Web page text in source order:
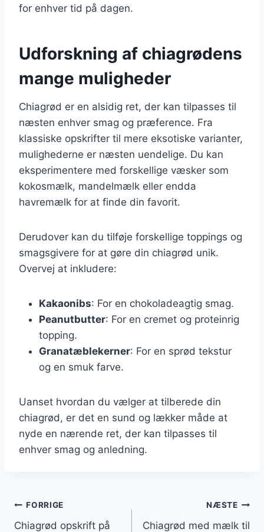
for enhver tid på dagen.
Udforskning af chiagrødens
mange muligheder
Chiagrød er en alsidig ret, der kan tilpasses til
næsten enhver smag og præference. Fra
klassiske opskrifter til mere eksotiske varianter,
mulighederne er næsten uendelige. Du kan
eksperimentere med forskellige væsker som
kokosmælk, mandelmælk eller endda
havremælk for at finde din favorit.
Derudover kan du tilføje forskellige toppings og
smagsgivere for at gøre din chiagrød unik.
Overvej at inkludere:
Kakaonibs: For en chokoladeagtig smag.
Peanutbutter: For en cremet og proteinrig
topping.
Granatæblekerner: For en sprød tekstur
og en smuk farve.
Uanset hvordan du vælger at tilberede din
chiagrød, er det en sund og lækker måde at
nyde en nærende ret, der kan tilpasses til
enhver smag og anledning.
Indlægsnavigation
FORRIGE
Chiagrød opskrift på
NÆSTE
Chiagrød med mælk til